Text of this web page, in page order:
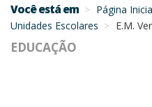
Você está em Página
Unidades Escolares
E.M.
EDUCAÇÃO